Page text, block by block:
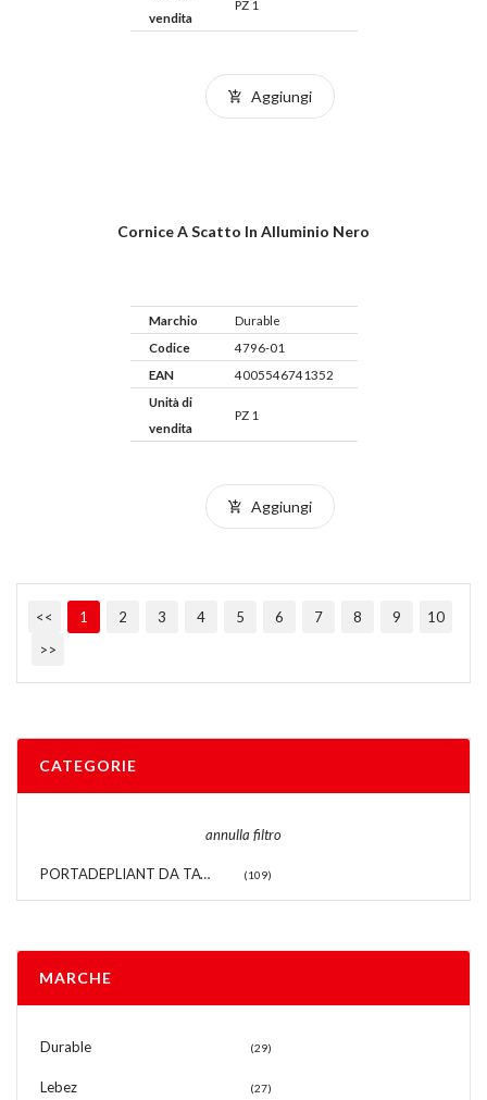
vendita
PZ 1
Aggiungi
Cornice A Scatto In Alluminio Nero
Marchio
Durable
Codice
4796-01
EAN
4005546741352
Unità di
vendita
PZ 1
Aggiungi
<< 1 2 3 4 5 6 7 8 9
10
>>
CATEGORIE
annulla filtro
PORTADEPLIANT DA TAVOLO (109)
MARCHE
Durable (29)
Lebez (27)